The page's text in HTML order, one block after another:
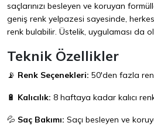
saçlarınızı besleyen ve koruyan
geniş renk yelpazesi sayesinde,
renk bulabilir. Üstelik, uygulaması da
Teknik Özellikler
📡 Renk Seçenekleri: 50'den fazla
🔋 Kalıcılık: 8 haftaya kadar kalıcı
💦 Saç Bakımı: Saçı besleyen ve